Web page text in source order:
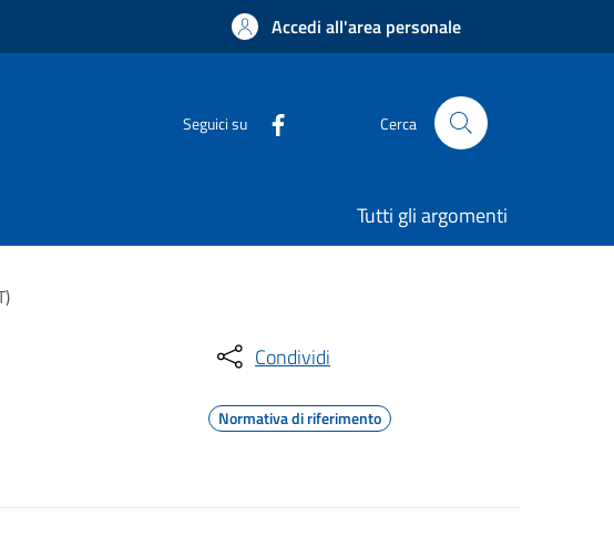
Accedi all'area personale
Seguici su Cerca
Tutti gli argomenti
Condividi
Normativa di riferimento